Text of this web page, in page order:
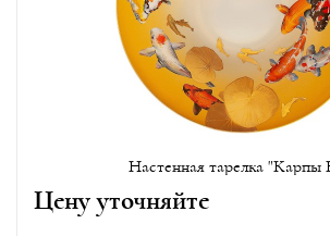
Настенная тарелка "Карпы
Цену уточняйте